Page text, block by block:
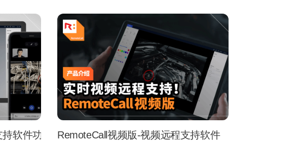
持软件功能介绍RemoteCall视频版-视频远程支持软件